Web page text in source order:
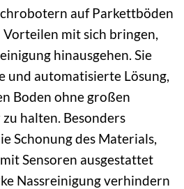
auf Parkettböden
Vorteilen mit sich bringen,
hinausgehen. Sie
und automatisierte Lösung,
Boden ohne großen
halten. Besonders
Schonung des Materials,
Sensoren ausgestattet
Nassreinigung verhindern